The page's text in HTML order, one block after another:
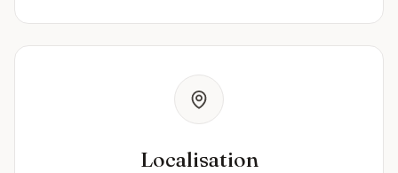
Localisation